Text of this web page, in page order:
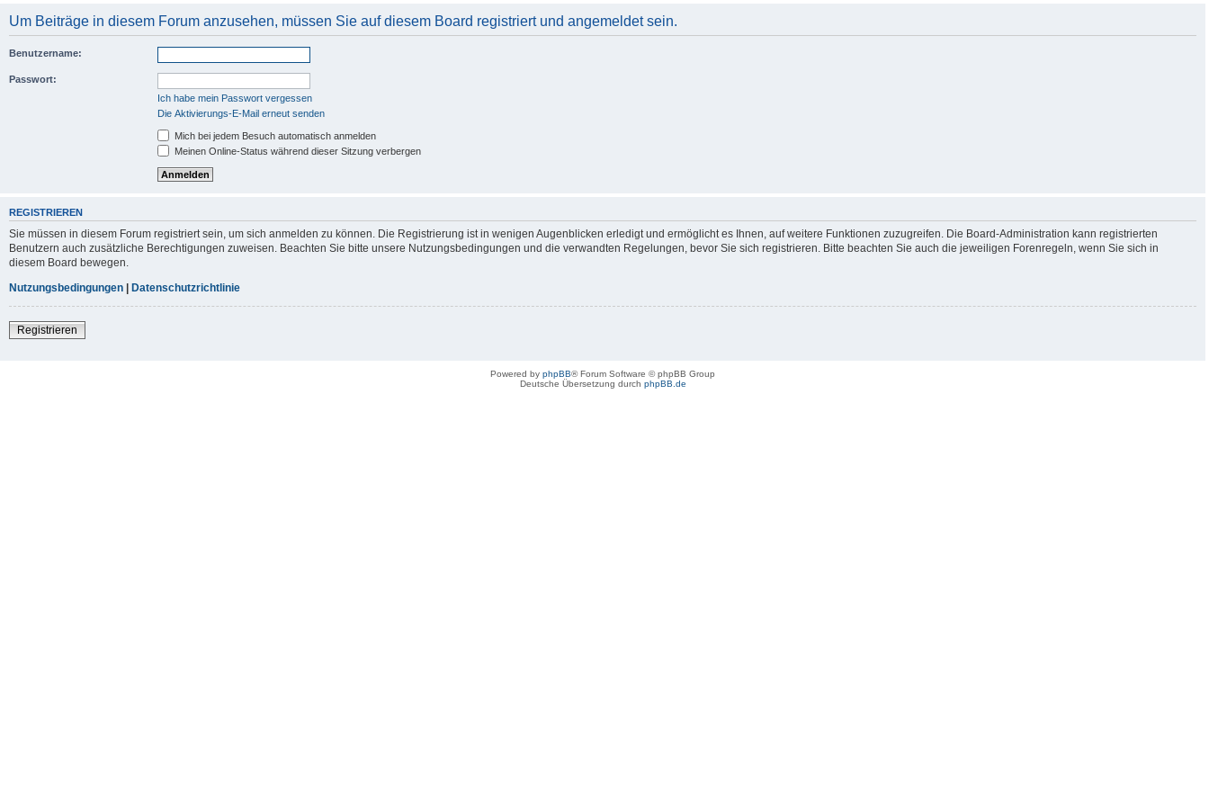
Um Beiträge in diesem Forum anzusehen, müssen Sie auf diesem Board registriert und angemeldet sein.
Benutzername:
Passwort:
Ich habe mein Passwort vergessen
Die Aktivierungs-E-Mail erneut senden
Mich bei jedem Besuch automatisch anmelden
Meinen Online-Status während dieser Sitzung verbergen
REGISTRIEREN
Sie müssen in diesem Forum registriert sein, um sich anmelden zu können. Die Registrierung ist in wenigen Augenblicken erledigt und ermöglicht es Ihnen, auf weitere Funktionen zuzugreifen. Die Board-Administration kann registrierten
Benutzern auch zusätzliche Berechtigungen zuweisen. Beachten Sie bitte unsere Nutzungsbedingungen und die verwandten Regelungen, bevor Sie sich registrieren. Bitte beachten Sie auch die jeweiligen Forenregeln, wenn Sie sich in
diesem Board bewegen.
Nutzungsbedingungen | Datenschutzrichtlinie
Registrieren
Powered by phpBB® Forum Software © phpBB Group
Deutsche Übersetzung durch phpBB.de